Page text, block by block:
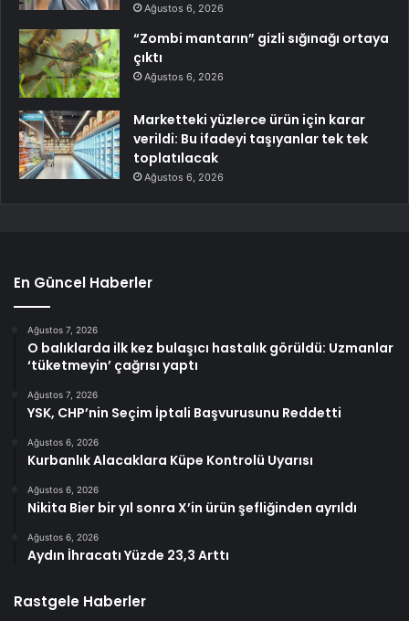
Ağustos 6, 2026
“Zombi mantarın” gizli sığınağı ortaya
çıktı
Ağustos 6, 2026
Marketteki yüzlerce ürün için karar
verildi: Bu ifadeyi taşıyanlar tek tek
toplatılacak
Ağustos 6, 2026
En Güncel Haberler
Ağustos 7, 2026
O balıklarda ilk kez bulaşıcı hastalık görüldü: Uzmanlar
‘tüketmeyin’ çağrısı yaptı
Ağustos 7, 2026
YSK, CHP’nin Seçim İptali Başvurusunu Reddetti
Ağustos 6, 2026
Kurbanlık Alacaklara Küpe Kontrolü Uyarısı
Ağustos 6, 2026
Nikita Bier bir yıl sonra X’in ürün şefliğinden ayrıldı
Ağustos 6, 2026
Aydın İhracatı Yüzde 23,3 Arttı
Rastgele Haberler